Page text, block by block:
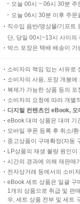
오늘 00시 ~ 06시 30분
오늘 06시 30분 이후 주
직수입 음반/영상물/기프트
단, 당일 00시~13시 사이의
박스 포장은 택배 배송이
소비자의 책임 있는 사유로
소비자의 사용, 포장 개봉
복제가 가능한 상품 등의
소비자의 요청에 따라 개별
디지털 컨텐츠인 eBook,
eBook 대여 상품은 대여 기
모바일 쿠폰 등록 후 취소/
중고상품이 구매확정(자동
LP상품의 재생 불량 원인
시간의 경과에 의해 재판매
전자상거래 등에서의 소비
eBook 세트 상품은 일괄 구
1개의 상품으로 취급 및 판
우, 세트 상품 전부 및 세트